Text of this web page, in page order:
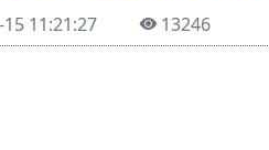
11:21:27 13246